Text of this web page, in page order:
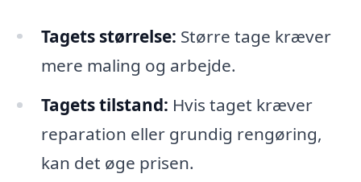
Tagets størrelse: Større tage kræver
mere maling og arbejde.
Tagets tilstand: Hvis taget kræver
reparation eller grundig rengøring,
kan det øge prisen.